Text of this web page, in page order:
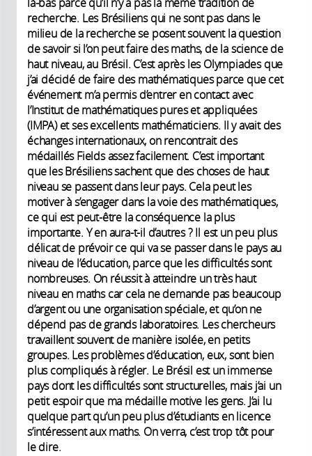
recherche. Les Brésiliens qui ne sont pas dans le
milieu de la recherche se posent souvent la question
de savoir si l’on peut faire des maths, de la science de
haut niveau, au Brésil. C’est après les Olympiades que
j’ai décidé de faire des mathématiques parce que cet
événement m’a permis d’entrer en contact avec
l’Institut de mathématiques pures et appliquées
(IMPA) et ses excellents mathématiciens. Il y avait des
échanges internationaux, on rencontrait des
médaillés Fields assez facilement. C’est important
que les Brésiliens sachent que des choses de haut
niveau se passent dans leur pays. Cela peut les
motiver à s’engager dans la voie des mathématiques,
ce qui est peut-être la conséquence la plus
importante. Y en aura-t-il d’autres ? Il est un peu plus
délicat de prévoir ce qui va se passer dans le pays au
niveau de l’éducation, parce que les difficultés sont
nombreuses. On réussit à atteindre un très haut
niveau en maths car cela ne demande pas beaucoup
d’argent ou une organisation spéciale, et qu’on ne
dépend pas de grands laboratoires. Les chercheurs
travaillent souvent de manière isolée, en petits
groupes. Les problèmes d’éducation, eux, sont bien
plus compliqués à régler. Le Brésil est un immense
pays dont les difficultés sont structurelles, mais j’ai un
petit espoir que ma médaille motive les gens. J’ai lu
quelque part qu’un peu plus d’étudiants en licence
s’intéressent aux maths. On verra, c’est trop tôt pour
le dire.